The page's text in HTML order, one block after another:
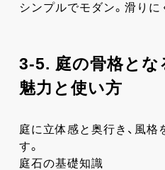
シンプルでモダン。滑りに
3-5. 庭の骨格とな
魅力と使い方
庭に立体感と奥行き、風
す。
庭石の基礎知識